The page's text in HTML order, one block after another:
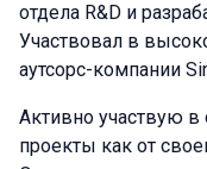
отдела R&D и
Участвовал в
аутсорс-компании
Активно участвую в
проекты как от